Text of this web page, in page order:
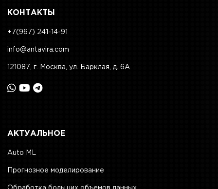
КОНТАКТЫ
+7(967) 241-14-91
info@antavira.com
121087, г. Москва, ул. Барклая, д. 6А
АКТУАЛЬНОЕ
Auto ML
Прогнозное моделирование